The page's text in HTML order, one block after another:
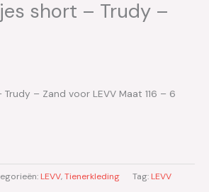
short – Trudy –
Trudy – Zand voor LEVV Maat 116 – 6
LEVV,Tienerkleding Tag: LEVV